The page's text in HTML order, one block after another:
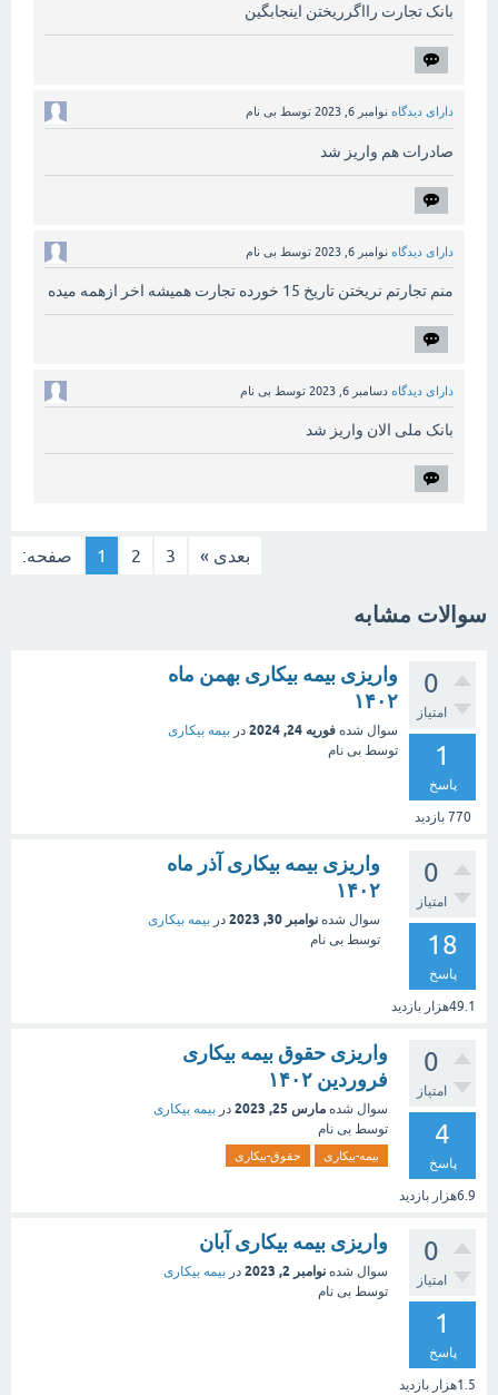
بانک تجارت رااگرریختن اینجابگین
دارای دیدگاه نوامبر 6, 2023 توسط بی نام
صادرات هم واریز شد
دارای دیدگاه نوامبر 6, 2023 توسط بی نام
منم تجارتم نریختن تاریخ 15 خورده تجارت همیشه اخر ازهمه میده
دارای دیدگاه دسامبر 6, 2023 توسط بی نام
بانک ملی الان واریز شد
صفحه: 1 2 3 بعدی »
سوالات مشابه
0
امتیاز
1
پاسخ
770 بازدید
واریزی بیمه بیکاری بهمن ماه
۱۴۰۲
سوال شده فوریه 24, 2024 در بیمه بیکاری
توسط بی نام
0
امتیاز
18
پاسخ
49.1هزار بازدید
واریزی بیمه بیکاری آذر ماه
۱۴۰۲
سوال شده نوامبر 30, 2023 در بیمه بیکاری
توسط بی نام
0
امتیاز
4
پاسخ
6.9هزار بازدید
واریزی حقوق بیمه بیکاری
فروردین ۱۴۰۲
سوال شده مارس 25, 2023 در بیمه بیکاری
توسط بی نام
بیمه-بیکاری حقوق-بیکاری
0
امتیاز
1
پاسخ
1.5هزار بازدید
واریزی بیمه بیکاری آبان
سوال شده نوامبر 2, 2023 در بیمه بیکاری
توسط بی نام